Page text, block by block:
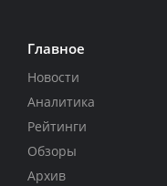
Главное
Новости
Аналитика
Рейтинги
Обзоры
Архив